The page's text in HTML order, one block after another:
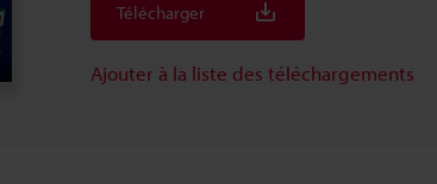
Télécharger
Ajouter à la liste des téléchargements